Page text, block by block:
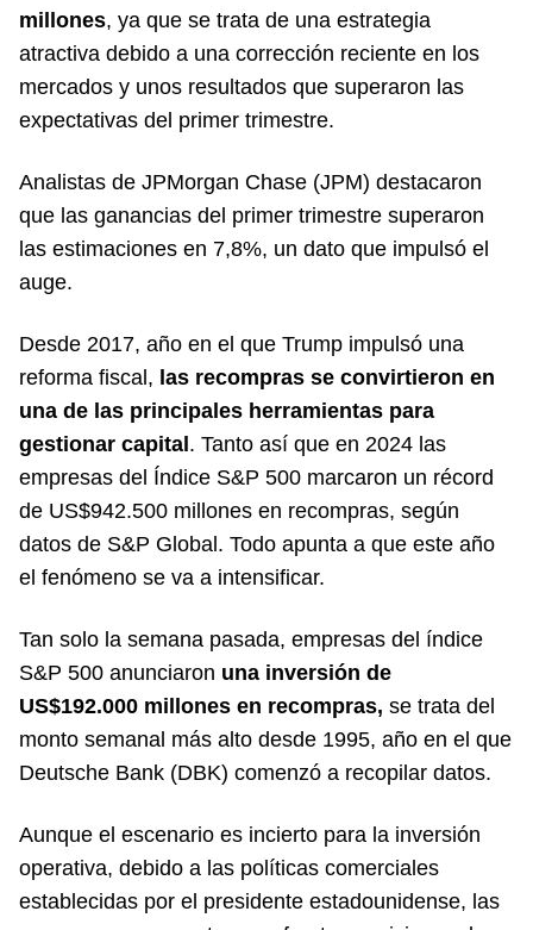
millones, ya que se trata de una estrategia
atractiva debido a una corrección reciente en los
mercados y unos resultados que superaron las
expectativas del primer trimestre.
Analistas de JPMorgan Chase (JPM) destacaron
que las ganancias del primer trimestre superaron
las estimaciones en 7,8%, un dato que impulsó el
auge.
Desde 2017, año en el que Trump impulsó una
reforma fiscal, las recompras se convirtieron en
una de las principales herramientas para
gestionar capital . Tanto así que en 2024 las
empresas del Índice S&P 500 marcaron un récord
de US$942.500 millones en recompras, según
datos de S&P Global. Todo apunta a que este año
el fenómeno se va a intensificar.
Tan solo la semana pasada, empresas del índice
S&P 500 anunciaron una inversión de
US$192.000 millones en recompras, se trata del
monto semanal más alto desde 1995, año en el que
Deutsche Bank (DBK) comenzó a recopilar datos.
Aunque el escenario es incierto para la inversión
operativa, debido a las políticas comerciales
establecidas por el presidente estadounidense, las